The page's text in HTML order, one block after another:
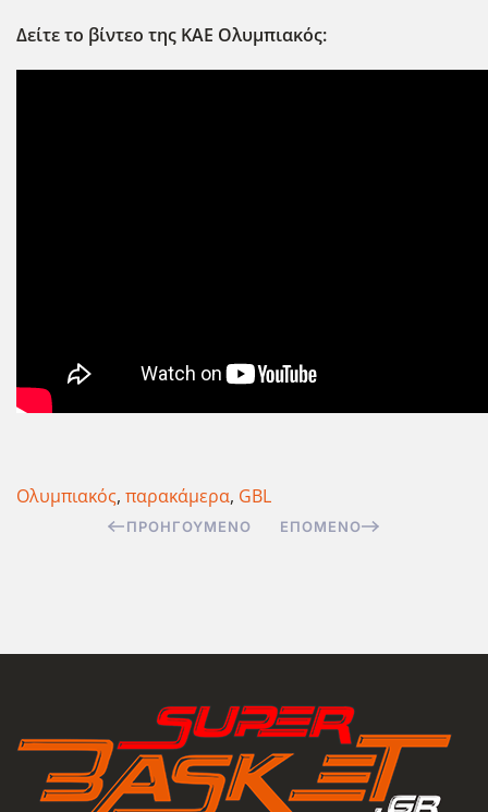
Δείτε το βίντεο της ΚΑΕ Ολυμπιακός:
Ολυμπιακός, παρακάμερα, GBL
ΠΡΟΗΓΟΎΜΕΝΟ ΕΠΌΜΕΝΟ